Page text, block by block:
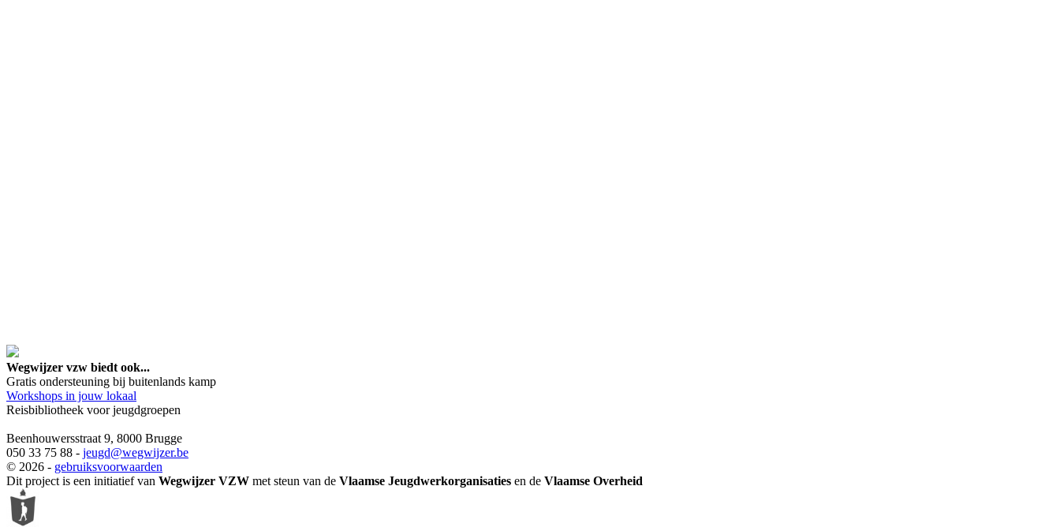
Wegwijzer vzw biedt ook...
Gratis ondersteuning bij buitenlands kamp
Workshops in jouw lokaal
Reisbibliotheek voor jeugdgroepen
Beenhouwersstraat 9, 8000 Brugge
050 33 75 88 - jeugd@wegwijzer.be
© 2026 - gebruiksvoorwaarden
Dit project is een initiatief van Wegwijzer VZW met steun van de Vlaamse Jeugdwerkorganisaties en de Vlaamse Overheid